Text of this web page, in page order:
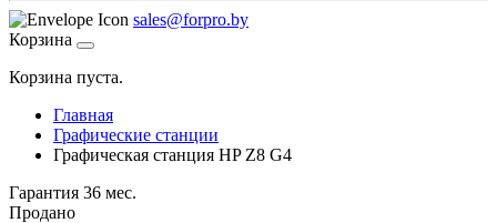
sales@forpro.by
Корзина
Корзина пуста.
Главная
Графические станции
Графическая станция HP Z8 G4
Гарантия 36 мес.
Продано